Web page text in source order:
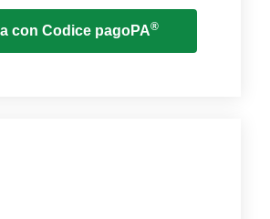
con Codice pagoPA®